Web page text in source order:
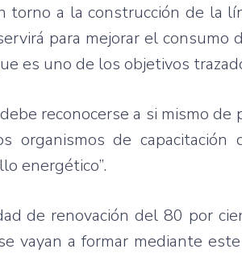
torno a la construcción de la
para mejorar el consumo
es uno de los objetivos
reconocerse a si mismo
organismos de
energético”.
de renovación del 80 por
vayan a formar mediante